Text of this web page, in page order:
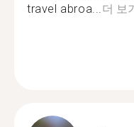
travel abroa... 더 보